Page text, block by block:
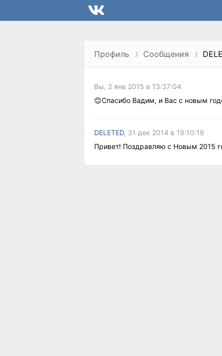
Профиль Сообщения
Вы, 2 янв 2015 в 13:37:04
😊Спасибо Вадим, и Вас с новым
DELETED, 31 дек 2014 в 19:10:19
Привет! Поздравляю с Новым 2015